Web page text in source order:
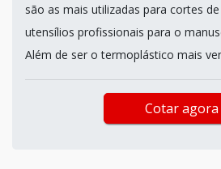
são as mais utilizadas para cortes
utensílios profissionais para o
Além de ser o termoplástico mais
Cotar agora